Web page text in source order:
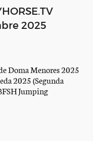
2025
Doma Menores 2025
2025 (Segunda
Jumping
Tour 2025 – Rabat